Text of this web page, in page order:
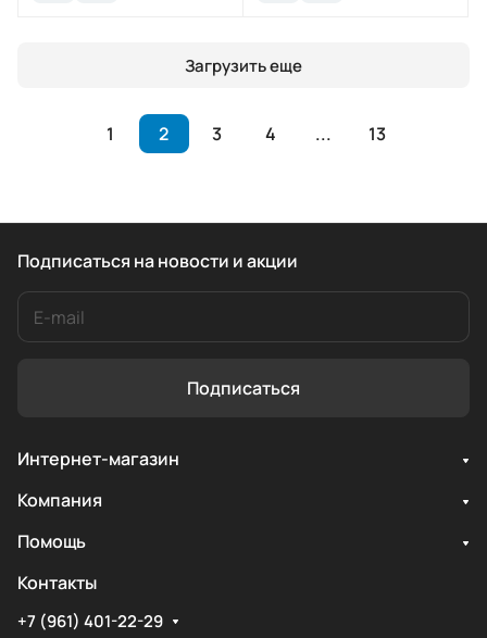
Загрузить еще
1 2 3 4 ... 13
Подписаться на новости и акции
Подписаться
Интернет-магазин
Компания
Помощь
Контакты
+7 (961) 401-22-29